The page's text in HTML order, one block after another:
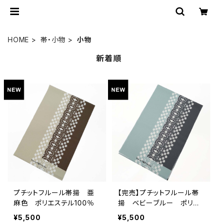
HOME 帯・小物 小物
新着順
プチットフルール帯揚 亜
麻色 ポリエステル100％
¥5,500
【完売】プチットフルール帯
揚 ベビーブルー ポリエ
ステル100％
¥5,500